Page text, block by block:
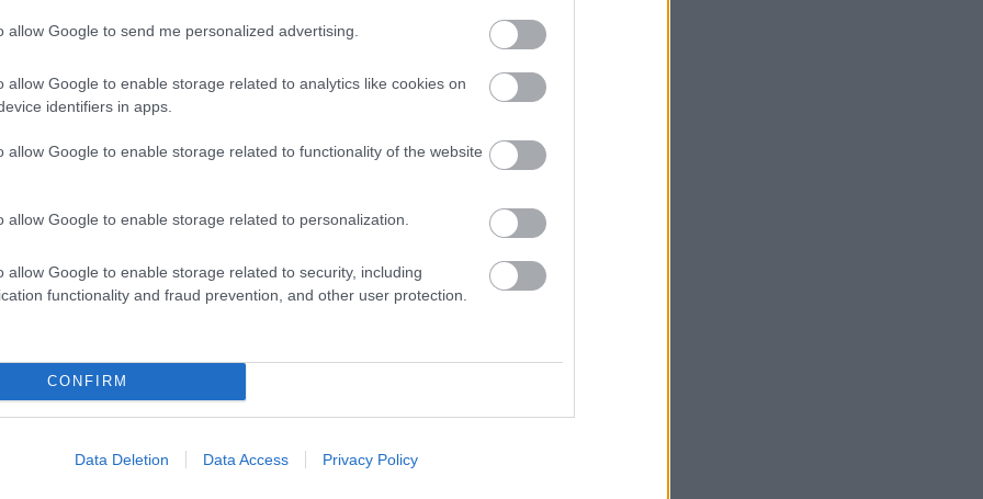
allow Google to send me personalized advertising.
allow Google to enable storage related to analytics like cookies on
identifiers in apps.
allow Google to enable storage related to functionality of the website
allow Google to enable storage related to personalization.
allow Google to enable storage related to security, including
functionality and fraud prevention, and other user protection.
CONFIRM
Data Deletion Data Access Privacy Policy
kvinnerogmenn
nest best i verden
at de er tatt ut til verdenscupåpningen
i Italia fra 6. til 22. februar, der skiskytterøvelsene går i
19. oktober med et helt nytt kickoff-konsept: Loop
de beste norske skiskytterne, og i prinsippet alle de
til OL i Italia.
i skiskyting 2025-26